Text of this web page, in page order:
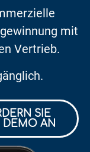
mit
Vertrieb.
SIE
DEMO AN